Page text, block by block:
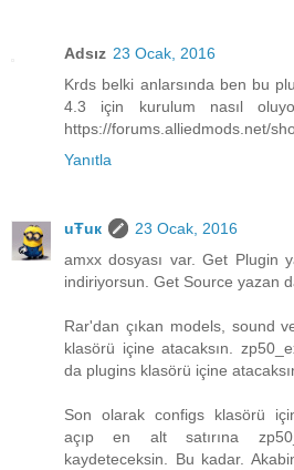
Adsız 23 Ocak, 2016
Krds belki anlarsında ben bu
4.3 için kurulum nasıl
https://forums.alliedmods.net/
Yanıtla
uŦuк
23 Ocak, 2016
amxx dosyası var. Get Plugin
indiriyorsun. Get Source yazan
Rar'dan çıkan models, sound
klasörü içine atacaksın.
da plugins klasörü içine
Son olarak configs klasörü
açıp en alt satırına
kaydeteceksin. Bu kadar.